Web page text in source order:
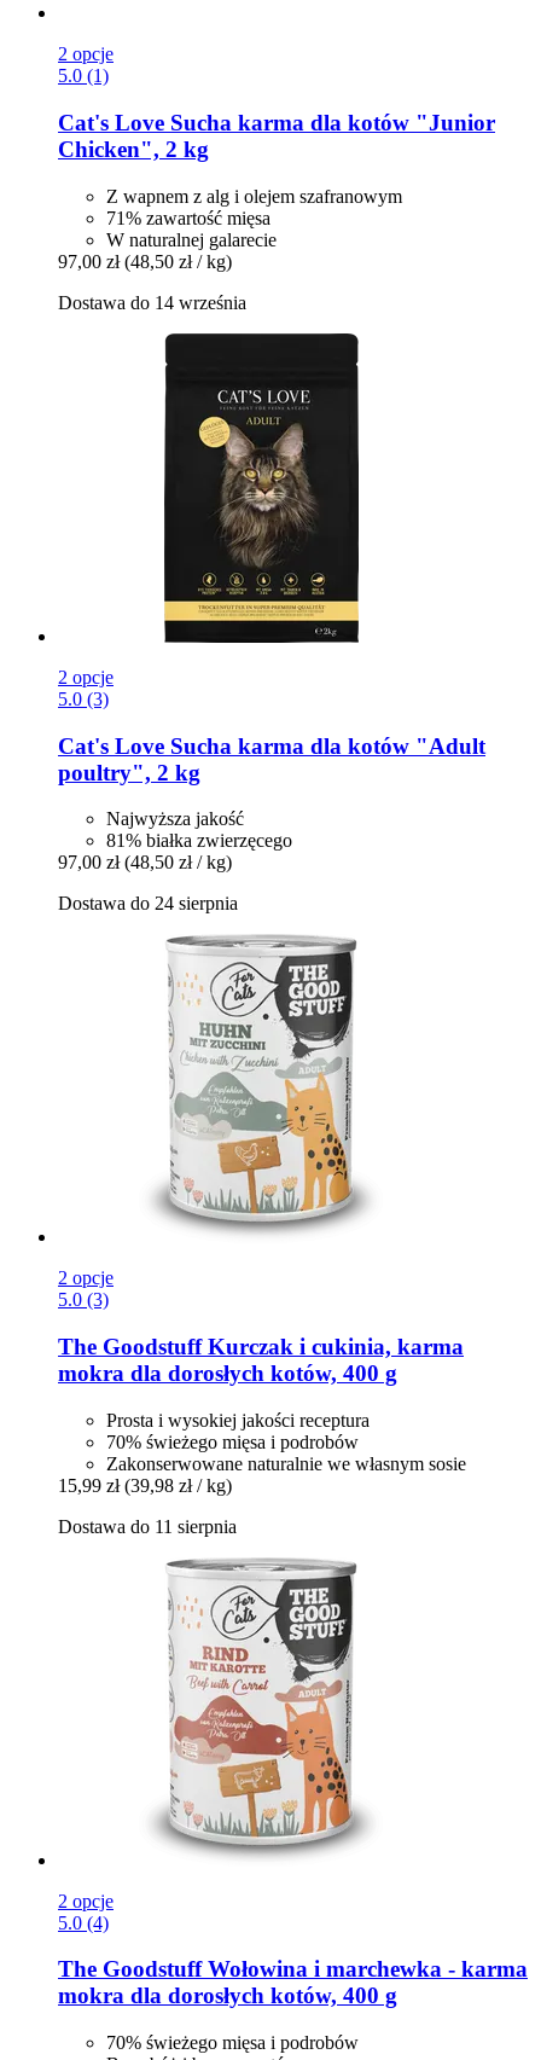
2 opcje
5.0 (1)
Cat's Love Sucha karma dla kotów "Junior
Chicken", 2 kg
Z wapnem z alg i olejem szafranowym
71% zawartość mięsa
W naturalnej galarecie
97,00 zł (48,50 zł / kg)
Dostawa do 14 września
2 opcje
5.0 (3)
Cat's Love Sucha karma dla kotów "Adult
poultry", 2 kg
Najwyższa jakość
81% białka zwierzęcego
97,00 zł (48,50 zł / kg)
Dostawa do 24 sierpnia
2 opcje
5.0 (3)
The GoodstuffKurczak i cukinia, karma
mokra dla dorosłych kotów, 400 g
Prosta i wysokiej jakości receptura
70% świeżego mięsa i podrobów
Zakonserwowane naturalnie we własnym sosie
15,99 zł (39,98 zł / kg)
Dostawa do 11 sierpnia
2 opcje
5.0 (4)
The GoodstuffWołowina i marchewka -​ karma
mokra dla dorosłych kotów, 400 g
70% świeżego mięsa i podrobów